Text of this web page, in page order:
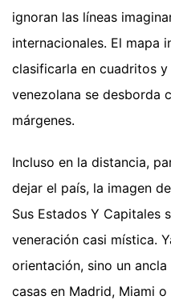
ignoran las líneas
internacionales. El mapa
clasificarla en cuadritos
venezolana se desborda
márgenes.
Incluso en la distancia,
dejar el país, la imagen
Sus Estados Y Capitales
veneración casi mística.
orientación, sino un
casas en Madrid, Miami o